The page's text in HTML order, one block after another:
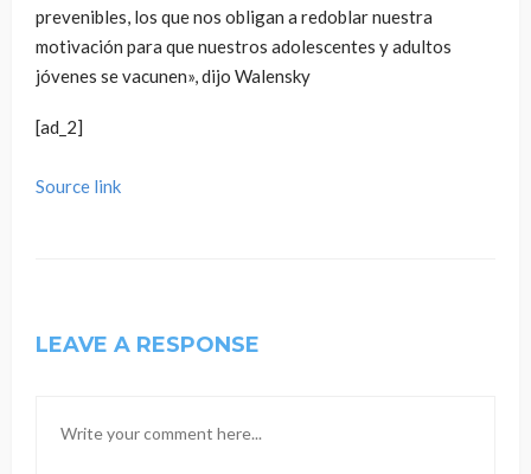
prevenibles, los que nos obligan a redoblar nuestra
motivación para que nuestros adolescentes y adultos
jóvenes se vacunen», dijo Walensky
[ad_2]
Source link
LEAVE A RESPONSE